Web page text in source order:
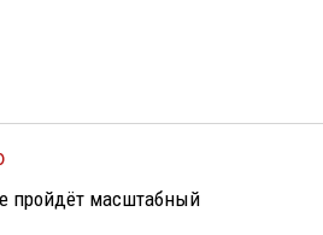
пройдёт масштабный